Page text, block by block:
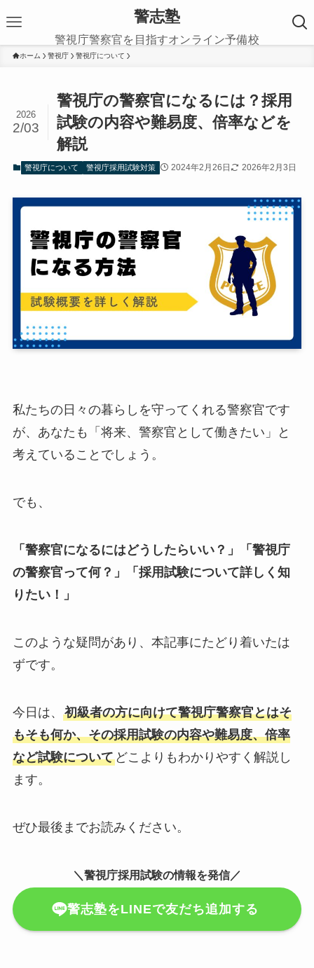
警志塾
警視庁警察官を目指すオンライン予備校
ホーム 警視庁 警視庁について
警視庁の警察官になるには？採用
試験の内容や難易度、倍率などを
解説
2026
2/03
警視庁について 警視庁採用試験対策 2024年2月26日 2026年2月3日
私たちの日々の暮らしを守ってくれる警察官です
が、あなたも「将来、警察官として働きたい」と
考えていることでしょう。
でも、
「警察官になるにはどうしたらいい？」「警視庁
の警察官って何？」「採用試験について詳しく知
りたい！」
このような疑問があり、本記事にたどり着いたは
ずです。
今日は、 初級者の方に向けて警視庁警察官とはそ
もそも何か、その採用試験の内容や難易度、倍率
など試験についてどこよりもわかりやすく解説し
ます。
ぜひ最後までお読みください。
＼警視庁採用試験の情報を発信／
警志塾をLINEで友だち追加する